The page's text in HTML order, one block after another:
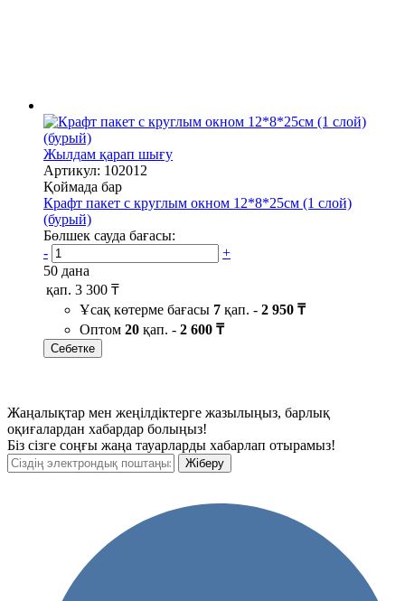
Жылдам қарап шығу
Артикул: 102012
Қоймада бар
Крафт пакет с круглым окном 12*8*25см (1 слой)
(бурый)
Бөлшек сауда бағасы:
-
+
50 дана
қап. 3 300 ₸
Ұсақ көтерме бағасы 7 қап. - 2 950 ₸
Оптом 20 қап. - 2 600 ₸
Себетке
Жаңалықтар мен жеңілдіктерге жазылыңыз, барлық
оқиғалардан хабардар болыңыз!
Біз сізге соңғы жаңа тауарларды хабарлап отырамыз!